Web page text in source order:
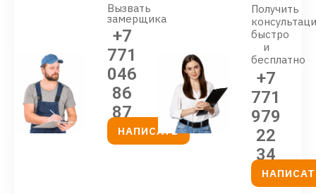
Вызвать
замерщика
+7
771
046
86
87
НАПИСАТЬ
Получить
быстро
и
бесплатно
+7
771
979
22
34